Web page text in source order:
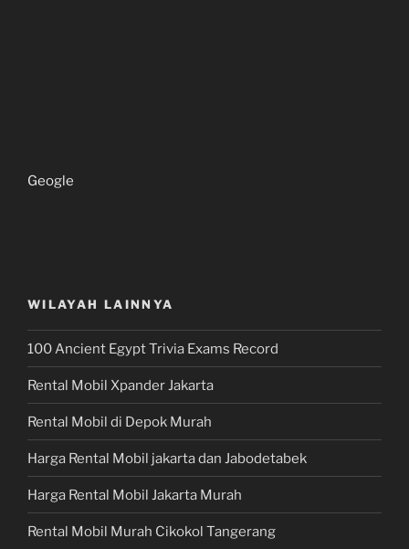
Geogle
WILAYAH LAINNYA
100 Ancient Egypt Trivia Exams Record
Rental Mobil Xpander Jakarta
Rental Mobil di Depok Murah
Harga Rental Mobil jakarta dan Jabodetabek
Harga Rental Mobil Jakarta Murah
Rental Mobil Murah Cikokol Tangerang